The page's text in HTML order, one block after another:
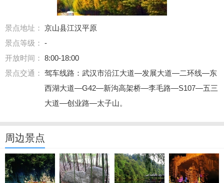
景点地址： 京山县江汉平原
景点等级： -
开放时间： 8:00-18:00
景点交通： 驾车线路：武汉市沿江大道—发展大道—二环线—东
西湖大道—G42—新沟高架桥—李毛路—S107—五三
大道—创业路—太子山。
周边景点